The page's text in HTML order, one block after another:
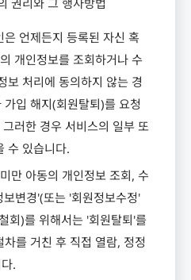
권리와 그 행사방법
은 언제든지 등록된 자신 혹
개인정보를 조회하거나 수
보 처리에 동의하지 않는 경
가입 해지(회원탈퇴)를 요청
그러한 경우 서비스의 일부 또
수 있습니다.
만 아동의 개인정보 조회, 수
변경'(또는 '회원정보수정'
회)를 위해서는 '회원탈퇴'를
를 거친 후 직접 열람, 정정
.